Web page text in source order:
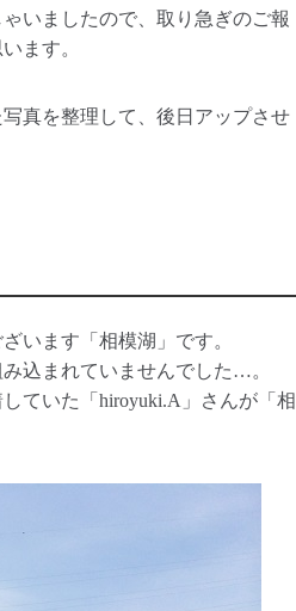
いましたので、取り急ぎのご報
ます。
真を整理して、後日アップさせ
います「相模湖」です。
込まれていませんでした…。
ていた「hiroyuki.A」さんが「相